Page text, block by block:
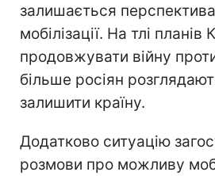
залишається перспектива
мобілізації. На тлі планів
продовжувати війну
більше росіян
залишити країну.
Додатково ситуацію
розмови про можливу